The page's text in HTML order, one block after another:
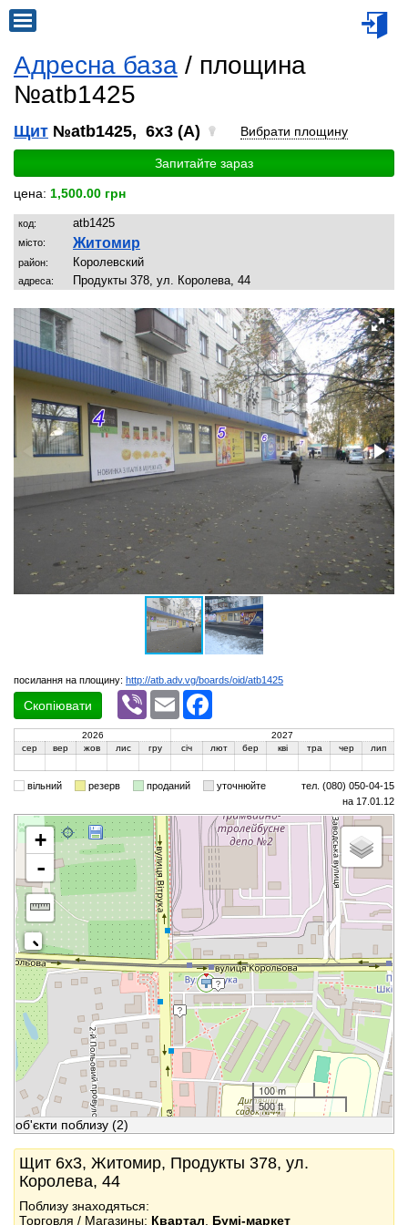
Адресна база / площина
№atb1425
Щит №atb1425, 6x3 (A) Вибрати площину
Запитайте зараз
цена: 1,500.00 грн
код: atb1425
місто: Житомир
район: Королевский
адреса: Продукты 378, ул. Королева, 44
посилання на площину: http://atb.adv.vg/boards/oid/atb1425
Скопіювати
Viber Email
2026
2027
сер
вер жов лис гру січ лют бер кві тра чер лип
вільний резерв проданий уточнюйте
тел. (080) 050-04-15
на 17.01.12
+
-
100 m
500 ft
об'єкти поблизу (2)
Щит 6x3, Житомир, Продукты 378, ул.
Королева, 44
Поблизу знаходяться:
Торговля / Магазины: Квартал Бумі-маркет